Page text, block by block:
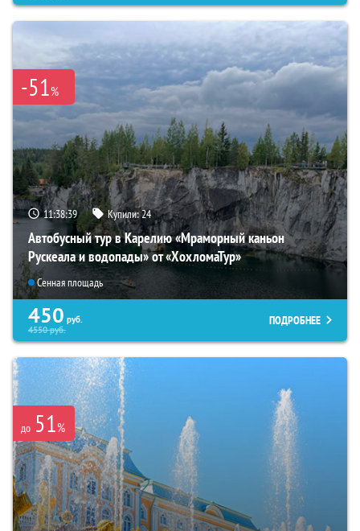
-51%
11:38:38 Купили:24
Автобусный тур в Карелию «Мраморный каньон
Рускеала и водопады» от «ХохломаТур»
Сенная площадь
450 руб.
4550руб.
ПОДРОБНЕЕ
до 51%